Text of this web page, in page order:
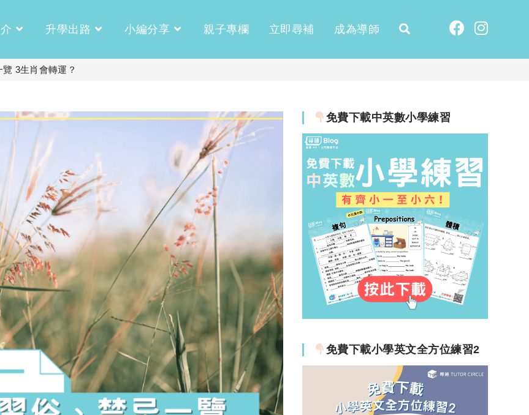
升學出路 小編分享 親子專欄 立即尋補 成為導師
3生肖會轉運？
免費下載中英數小學練習
免費下載小學英文全方位練習2